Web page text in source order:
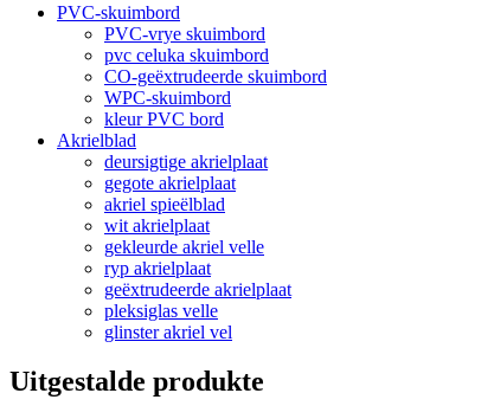
PVC-skuimbord
PVC-vrye skuimbord
pvc celuka skuimbord
CO-geëxtrudeerde skuimbord
WPC-skuimbord
kleur PVC bord
Akrielblad
deursigtige akrielplaat
gegote akrielplaat
akriel spieëlblad
wit akrielplaat
gekleurde akriel velle
ryp akrielplaat
geëxtrudeerde akrielplaat
pleksiglas velle
glinster akriel vel
Uitgestalde produkte